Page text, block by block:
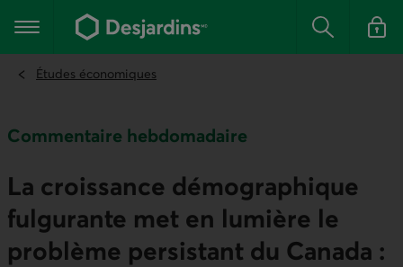
contenu
Menu principal Rechercher
Se
Études économiques
Commentaire hebdomadaire
La croissance démographique
fulgurante met en lumière le
problème persistant du Canada :